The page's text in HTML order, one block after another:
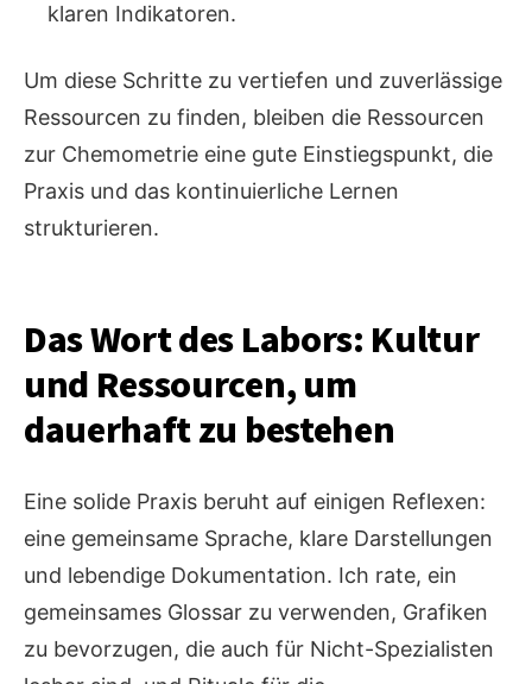
klaren Indikatoren.
Um diese Schritte zu vertiefen und zuverlässige
Ressourcen zu finden, bleiben die Ressourcen
zur Chemometrie eine gute Einstiegspunkt, die
Praxis und das kontinuierliche Lernen
strukturieren.
Das Wort des Labors: Kultur
und Ressourcen, um
dauerhaft zu bestehen
Eine solide Praxis beruht auf einigen Reflexen:
eine gemeinsame Sprache, klare Darstellungen
und lebendige Dokumentation. Ich rate, ein
gemeinsames Glossar zu verwenden, Grafiken
zu bevorzugen, die auch für Nicht-Spezialisten